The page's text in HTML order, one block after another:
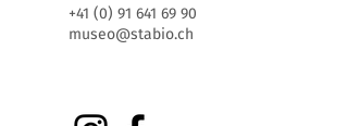
+41 (0) 91 641 69 90
museo@stabio.ch